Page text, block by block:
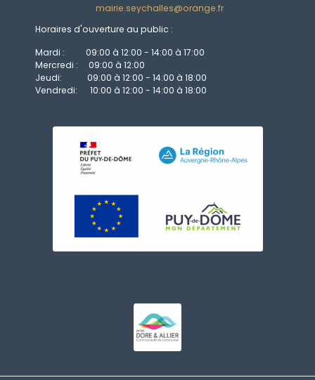
mairie.seychalles@orange.fr
Horaires d'ouverture au public :
Mardi : 09:00 à 12:00 - 14:00 à 17:00
Mercredi : 09:00 à 12:00
Jeudi: 09:00 à 12:00 - 14:00 à 18:00
Vendredi: 10:00 à 12:00 - 14:00 à 18:00